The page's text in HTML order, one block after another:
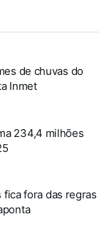
de chuvas do
Inmet
234,4 milhões
fora das regras